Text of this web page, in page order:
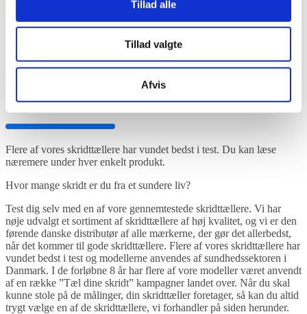
Tillad alle
Tillad valgte
Afvis
Yamax DIGI-WALKER SW200
Viser 1 resultat
Flere af vores skridttællere har vundet bedst i test. Du kan læse
næremere under hver enkelt produkt.
Hvor mange skridt er du fra et sundere liv?
Test dig selv med en af vore gennemtestede skridttællere. Vi har
nøje udvalgt et sortiment af skridttællere af høj kvalitet, og vi er den
førende danske distributør af alle mærkerne, der gør det allerbedst,
når det kommer til gode skridttællere. Flere af vores skridttællere har
vundet bedst i test og modellerne anvendes af sundhedssektoren i
Danmark. I de forløbne 8 år har flere af vore modeller været anvendt
af en række ”Tæl dine skridt” kampagner landet over. Når du skal
kunne stole på de målinger, din skridttæller foretager, så kan du altid
trygt vælge en af de skridttællere, vi forhandler på siden herunder.